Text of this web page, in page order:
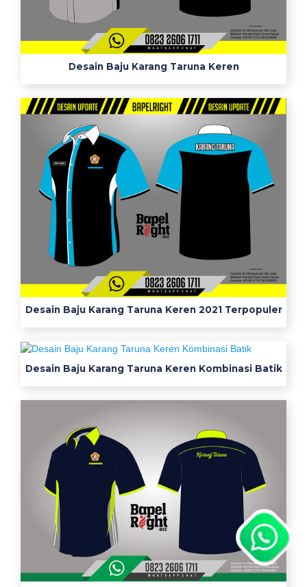
Desain Baju Karang Taruna Keren
Desain Baju Karang Taruna Keren 2021 Terpopuler
Desain Baju Karang Taruna Keren Kombinasi Batik